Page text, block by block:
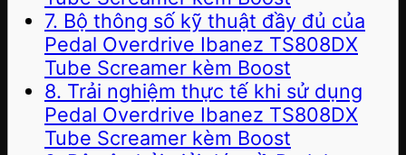
7. Bộ thông số kỹ thuật đầy đủ của
Pedal Overdrive Ibanez TS808DX
Tube Screamer kèm Boost
8. Trải nghiệm thực tế khi sử dụng
Pedal Overdrive Ibanez TS808DX
Tube Screamer kèm Boost